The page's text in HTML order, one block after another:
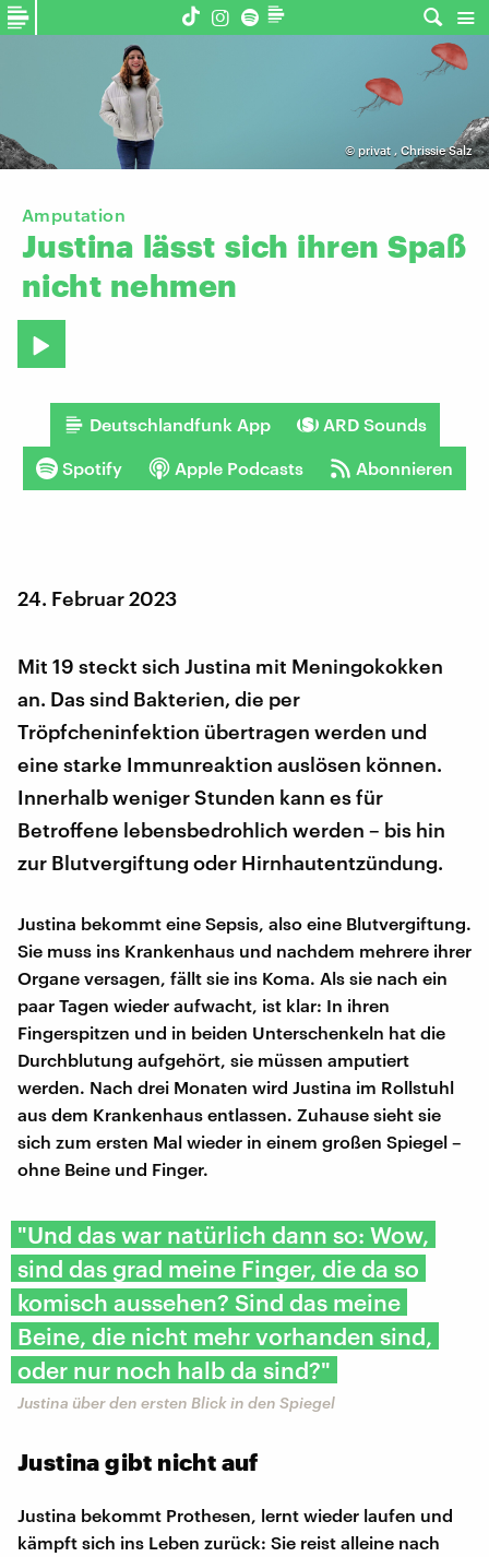
© privat, Chrissie Salz
Amputation
Justina lässt sich ihren Spaß
nicht nehmen
Deutschlandfunk App ARD Sounds
Spotify Apple Podcasts Abonnieren
24. Februar 2023
Mit 19 steckt sich Justina mit Meningokokken
an. Das sind Bakterien, die per
Tröpfcheninfektion übertragen werden und
eine starke Immunreaktion auslösen können.
Innerhalb weniger Stunden kann es für
Betroffene lebensbedrohlich werden – bis hin
zur Blutvergiftung oder Hirnhautentzündung.
Justina bekommt eine Sepsis, also eine Blutvergiftung.
Sie muss ins Krankenhaus und nachdem mehrere ihrer
Organe versagen, fällt sie ins Koma. Als sie nach ein
paar Tagen wieder aufwacht, ist klar: In ihren
Fingerspitzen und in beiden Unterschenkeln hat die
Durchblutung aufgehört, sie müssen amputiert
werden. Nach drei Monaten wird Justina im Rollstuhl
aus dem Krankenhaus entlassen. Zuhause sieht sie
sich zum ersten Mal wieder in einem großen Spiegel –
ohne Beine und Finger.
"Und das war natürlich dann so: Wow,
sind das grad meine Finger, die da so
komisch aussehen? Sind das meine
Beine, die nicht mehr vorhanden sind,
oder nur noch halb da sind?"
Justina über den ersten Blick in den Spiegel
Justina gibt nicht auf
Justina bekommt Prothesen, lernt wieder laufen und
kämpft sich ins Leben zurück: Sie reist alleine nach